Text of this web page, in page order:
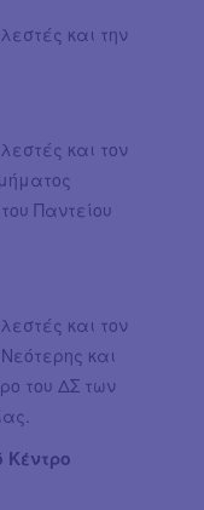
και την
και τον
Παντείου
και τον
και
του ΔΣ των
Κέντρο